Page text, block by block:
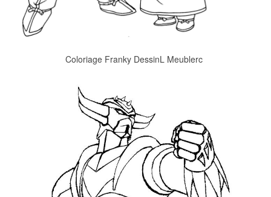
Coloriage Franky DessinL Meublerc